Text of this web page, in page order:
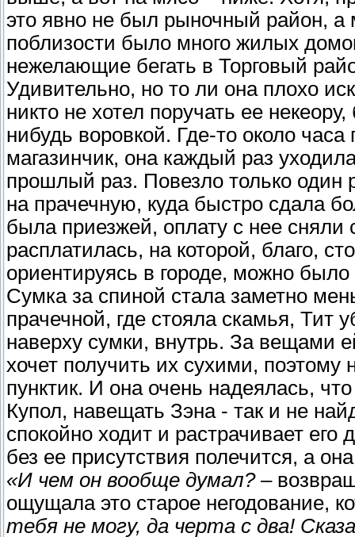
это явно не был рыночный район, а
поблизости было много жилых
нежелающие бегать в Торговый
Удивительно, но то ли она плохо
никто не хотел поручать ее
нибудь воровкой. Где-то около
магазинчик, она каждый раз
прошлый раз. Повезло только один
на прачечную, куда быстро сдала
была приезжей, оплату с нее сняли
расплатилась, на которой, благо,
ориентируясь в городе, можно
Сумка за спиной стала заметно
прачечной, где стояла скамья, Тит
наверху сумки, внутрь. За вещами
хочет получить их сухими, поэтому
пунктик. И она очень надеялась,
Купол, навещать Зэна - так и не
спокойно ходит и растрачивает
без ее присутствия полечится, а
«И чем он вообще думал?–
ощущала это старое негодование,
тебя не могу, да черта с два!